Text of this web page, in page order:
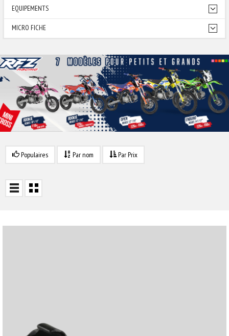
EQUIPEMENTS
MICRO FICHE
Populaires Par nom Par Prix